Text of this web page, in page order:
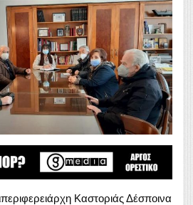
Καστοριάς Δέσποινα